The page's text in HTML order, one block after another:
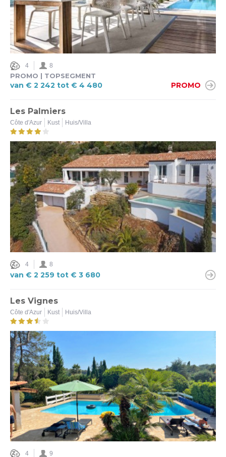
4 8
PROMO | TOPSEGMENT
van € 2 242 tot € 4 480 PROMO
Les Palmiers
Côte d'Azur Kust Huis/Villa
4 8
van € 2 259 tot € 3 680
Les Vignes
Côte d'Azur Kust Huis/Villa
4 9